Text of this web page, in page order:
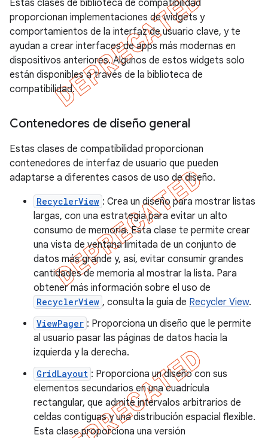
Estas clases de biblioteca de compatibilidad
proporcionan implementaciones de widgets y
comportamientos de la interfaz de usuario clave, y te
ayudan a crear interfaces de apps más modernas en
dispositivos anteriores. Algunos de estos widgets solo
están disponibles a través de la biblioteca de
compatibilidad.
Contenedores de diseño general
Estas clases de compatibilidad proporcionan
contenedores de interfaz de usuario que pueden
adaptarse a diferentes casos de uso de diseño.
RecyclerView : Crea un diseño para mostrar listas
largas, con una estrategia para evitar un alto
consumo de memoria. Esta clase te permite crear
una vista de ventana limitada de un conjunto de
datos más grande y, así, evitar consumir grandes
cantidades de memoria al mostrar la lista. Para
obtener más información sobre el uso de
RecyclerView , consulta la guía de Recycler View.
ViewPager : Proporciona un diseño que le permite
al usuario pasar las páginas de datos hacia la
izquierda y la derecha.
GridLayout : Proporciona un diseño con sus
elementos secundarios en una cuadrícula
rectangular, que admite intervalos arbitrarios de
celdas contiguas y una distribución espacial flexible.
Esta clase proporciona una versión